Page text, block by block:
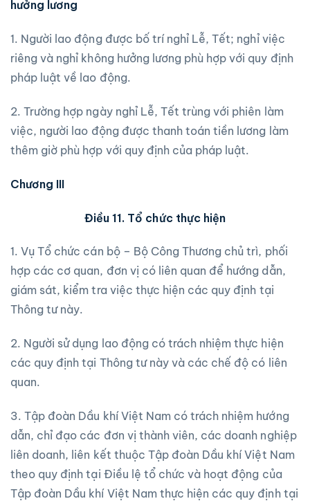
hưởng lương
1. Người lao động được bố trí nghỉ Lễ, Tết; nghỉ việc
riêng và nghỉ không hưởng lương phù hợp với quy định
pháp luật về lao động.
2. Trường hợp ngày nghỉ Lễ, Tết trùng với phiên làm
việc, người lao động được thanh toán tiền lương làm
thêm giờ phù hợp với quy định của pháp luật.
Chương III
Điều 11. Tổ chức thực hiện
1. Vụ Tổ chức cán bộ – Bộ Công Thương chủ trì, phối
hợp các cơ quan, đơn vị có liên quan để hướng dẫn,
giám sát, kiểm tra việc thực hiện các quy định tại
Thông tư này.
2. Người sử dụng lao động có trách nhiệm thực hiện
các quy định tại Thông tư này và các chế độ có liên
quan.
3. Tập đoàn Dầu khí Việt Nam có trách nhiệm hướng
dẫn, chỉ đạo các đơn vị thành viên, các doanh nghiệp
liên doanh, liên kết thuộc Tập đoàn Dầu khí Việt Nam
theo quy định tại Điều lệ tổ chức và hoạt động của
Tập đoàn Dầu khí Việt Nam thực hiện các quy định tại